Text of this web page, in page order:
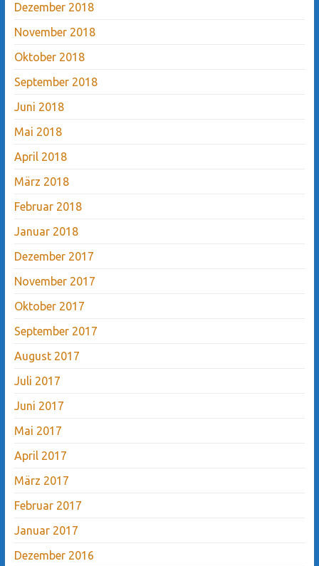
Dezember 2018
November 2018
Oktober 2018
September 2018
Juni 2018
Mai 2018
April 2018
März 2018
Februar 2018
Januar 2018
Dezember 2017
November 2017
Oktober 2017
September 2017
August 2017
Juli 2017
Juni 2017
Mai 2017
April 2017
März 2017
Februar 2017
Januar 2017
Dezember 2016